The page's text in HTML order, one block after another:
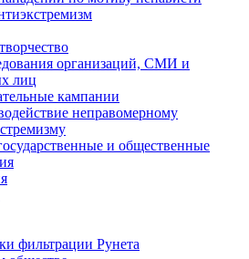
организаций, СМИ и
лиц
кампании
неправомерному
и общественные
фильтрации Рунета